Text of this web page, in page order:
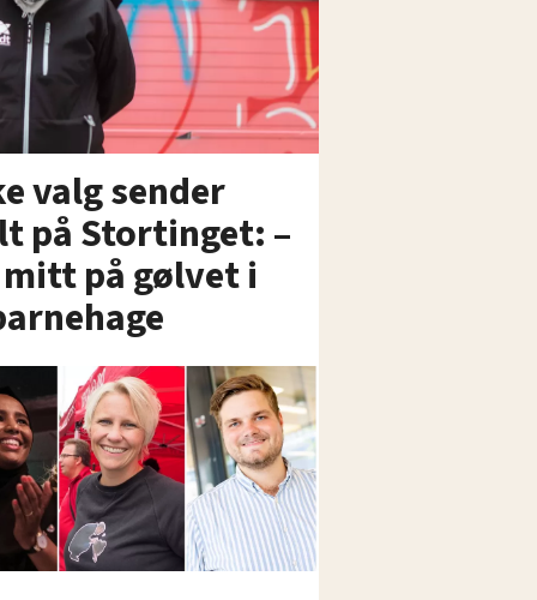
valg sender
på Stortinget: –
på gølvet i